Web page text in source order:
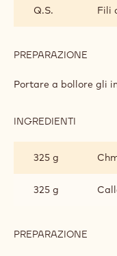
Q.S. Fili
PREPARAZIONE
DI
Portare a bollore gli
INGREDIENTI
ARANCE
ROSSE
325 g
325 g
PREPARAZIONE